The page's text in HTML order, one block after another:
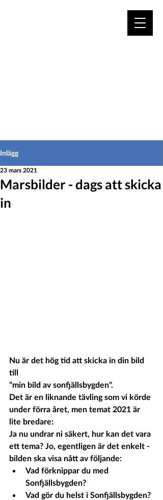
Inlägg
Marsbilder - dags att skicka
in
23 mars 2021
Nu är det hög tid att skicka in din bild
till
"min bild av sonfjällsbygden".
Det är en liknande tävling som vi körde
under förra året, men temat 2021 är
lite bredare:
Ja nu undrar ni säkert, hur kan det vara
ett tema? Jo, egentligen är det enkelt -
bilden ska visa nått av följande:
Vad förknippar du med
Sonfjällsbygden?
Vad gör du helst i Sonfjällsbygden?